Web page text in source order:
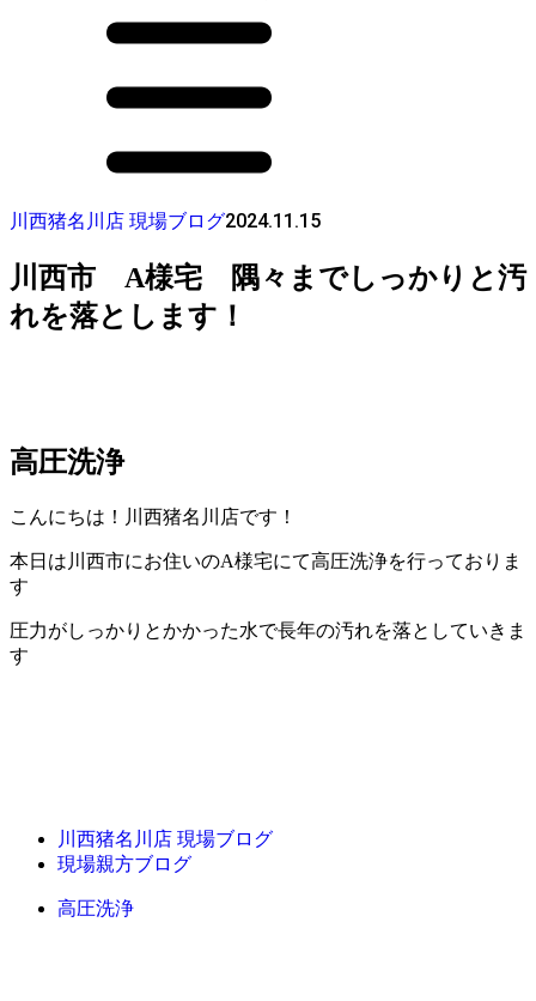
川西猪名川店 現場ブログ2024.11.15
川西市 A様宅 隅々までしっかりと汚
れを落とします！
高圧洗浄
こんにちは！川西猪名川店です！
本日は川西市にお住いのA様宅にて高圧洗浄を行っておりま
す
圧力がしっかりとかかった水で長年の汚れを落としていきま
す
川西猪名川店 現場ブログ
現場親方ブログ
高圧洗浄